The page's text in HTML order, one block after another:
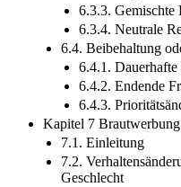
6.3.3. Gemischte
6.3.4. Neutrale
6.4. Beibehaltung
6.4.1. Dauerhafte
6.4.2. Endende
6.4.3.
Kapitel 7
7.1. Einleitung
7.2.
Geschlecht